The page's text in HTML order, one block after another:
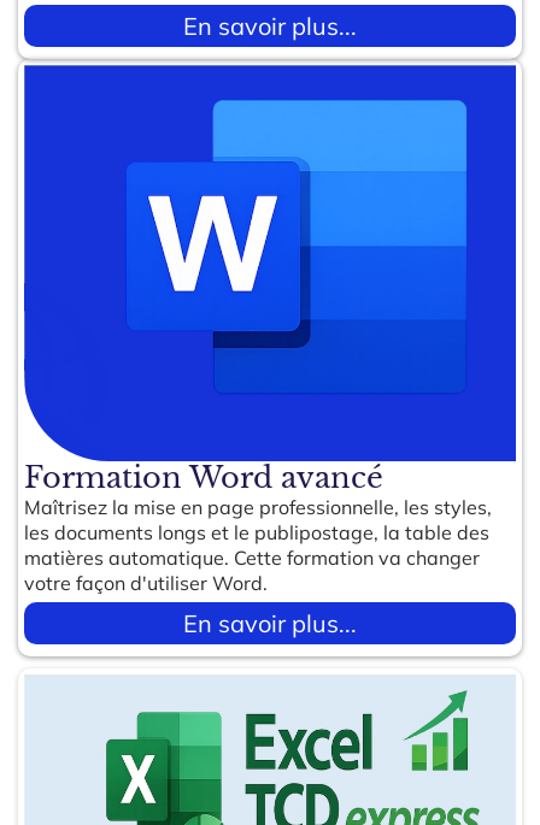
En savoir plus...
Formation Word avancé
Maîtrisez la mise en page professionnelle, les styles,
les documents longs et le publipostage, la table des
matières automatique. Cette formation va changer
votre façon d'utiliser Word.
En savoir plus...